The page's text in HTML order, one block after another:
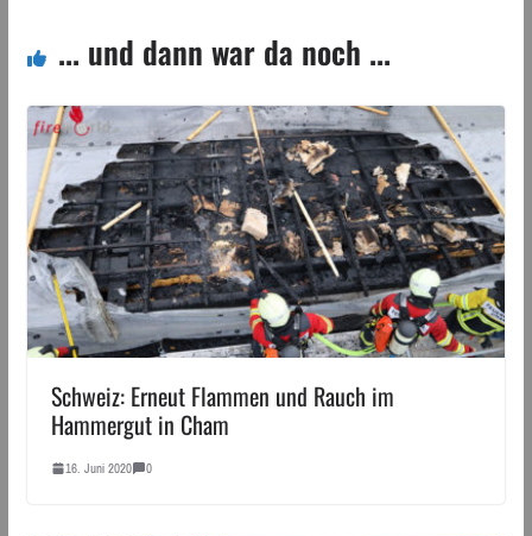
... und dann war da noch ...
Schweiz: Erneut Flammen und Rauch im
Hammergut in Cham
16. Juni 2020 0